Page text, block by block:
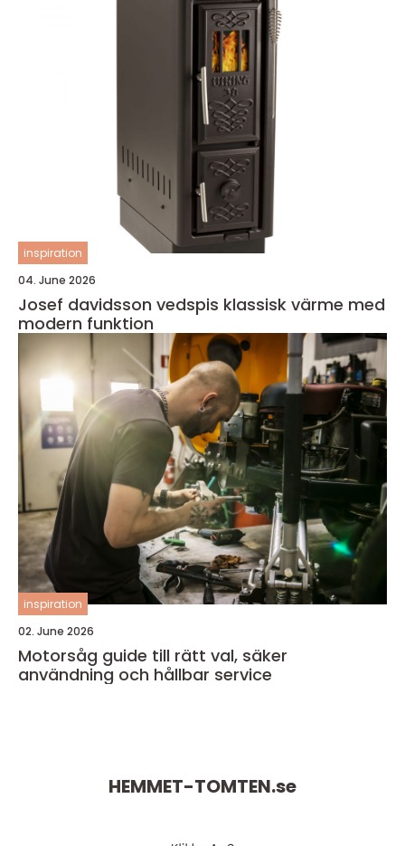
inspiration
04. June 2026
Josef davidsson vedspis klassisk värme med
modern funktion
inspiration
02. June 2026
Motorsåg guide till rätt val, säker
användning och hållbar service
HEMMET-TOMTEN.se